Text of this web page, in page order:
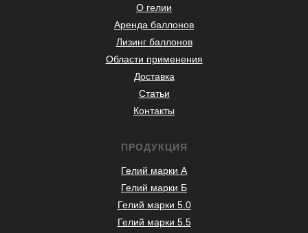
ПРОДУКЦИЯ
Гелий марки А
Гелий марки Б
Гелий марки 5.0
Гелий марки 5.5
О гелии
Аренда баллонов
Лизинг баллонов
Области применения
Доставка
Статьи
Контакты